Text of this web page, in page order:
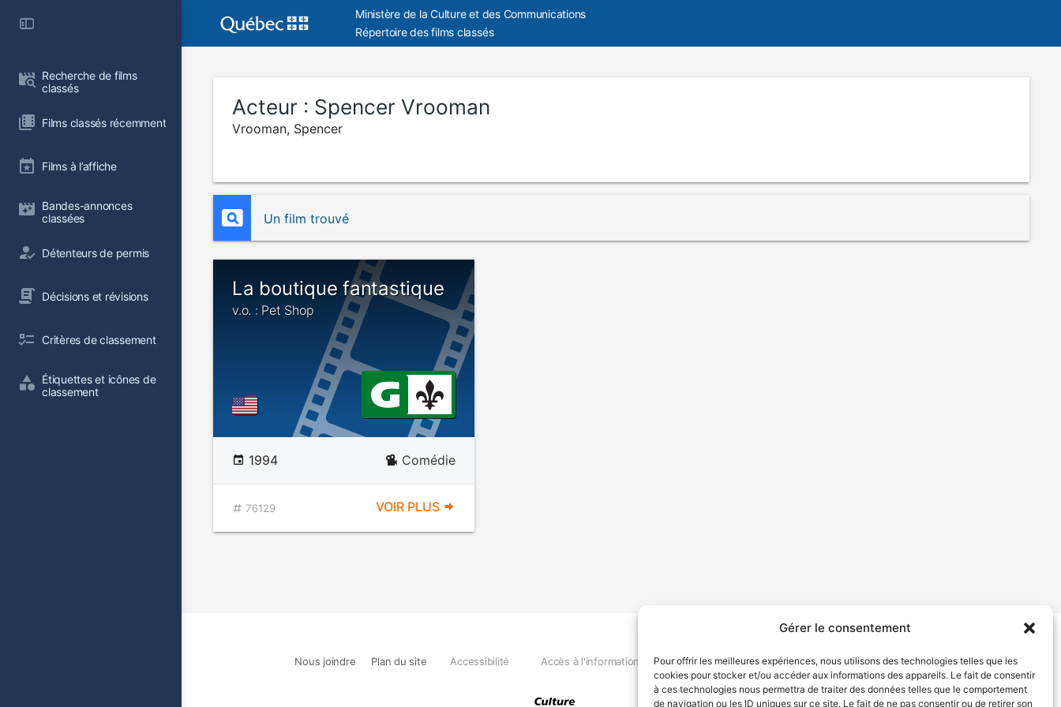
Gérer le consentement
Pour offrir les meilleures expériences, nous utilisons des technologies telles que les
cookies pour stocker et/ou accéder aux informations des appareils. Le fait de consentir
à ces technologies nous permettra de traiter des données telles que le comportement
de navigation ou les ID uniques sur ce site. Le fait de ne pas consentir ou de retirer son
Recherche de films
classés
Films classés récemment
Films à l’affiche
Bandes-annonces
classées
Détenteurs de permis
Décisions et révisions
Critères de classement
Étiquettes et icônes de
classement
Ministère de la Culture et des Communications
Répertoire des films classés
Acteur : Spencer Vrooman
Vrooman, Spencer
Un film trouvé
La boutique fantastique
v.o. : Pet Shop
1994 Comédie
76129 VOIR PLUS
Nous joindre Plan du site Accessibilité Accès à l'information Déclaration de services Politique de confidentialité